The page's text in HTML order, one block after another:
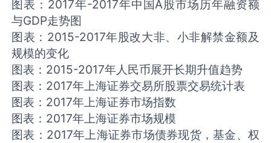
图表：2017年-2017年中国A股市场历年融资额
与GDP走势图
图表：2015-2017年股改大非、小非解禁金额及
规模的变化
图表：2015-2017年人民币展开长期升值趋势
图表：2017年上海证券交易所股票交易统计表
图表：2017年上海证券市场指数
图表：2017年上海证券市场规模
图表：2017年上海证券市场债券现货，基金、权